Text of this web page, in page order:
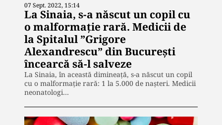
07 Sept. 2022, 15:14
La Sinaia, s-a născut un copil cu
o malformație rară. Medicii de
la Spitalul ”Grigore
Alexandrescu” din București
încearcă să-l salveze
La Sinaia, în această dimineață, s-a născut un copil
cu o malformație rară: 1 la 5.000 de nașteri. Medicii
neonatologi…